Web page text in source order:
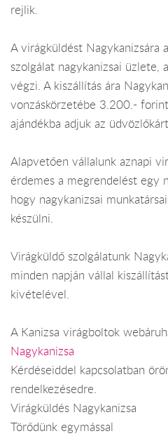
rejlik.
A virágküldést Nagykanizsára
szolgálat nagykanizsai üzlete,
végzi. A kiszállítás ára
vonzáskörzetébe 3.200.-
ajándékba adjuk az
Alapvetően vállalunk aznapi
érdemes a megrendelést egy
hogy nagykanizsai
készülni.
Virágküldő szolgálatunk
minden napján vállal
kivételével.
A Kanizsa virágboltok
Nagykanizsa
Kérdéseiddel kapcsolatban
rendelkezésedre.
Virágküldés Nagykanizsa
Törődünk egymással